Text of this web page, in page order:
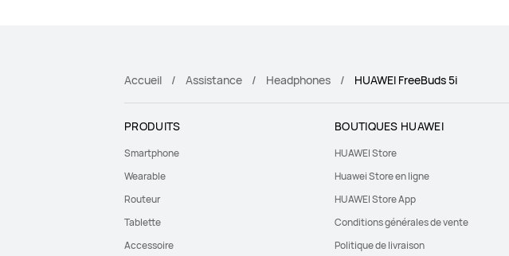
Accueil Assistance Headphones HUAWEI FreeBuds 5i
PRODUITS
Smartphone
Wearable
Routeur
Tablette
Accessoire
BOUTIQUES HUAWEI
HUAWEI Store
Huawei Store en ligne
HUAWEI Store App
Conditions générales de vente
Politique de livraison